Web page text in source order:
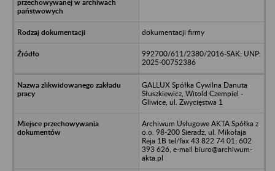
dokumentacji firmy
992700/611/2380/2016-SAK; UNP:
2025-00752386
GALLUX Spółka Cywilna Danuta
Słuszkiewicz, Witold Czempiel -
Gliwice, ul. Zwycięstwa 1
Archiwum Usługowe AKTA Spółka z
o.o. 98-200 Sieradz, ul. Mikołaja
Reja 1B tel/fax 43 822 74 01; 602
393 626, e-mail biuro@archiwum-
akta.pl